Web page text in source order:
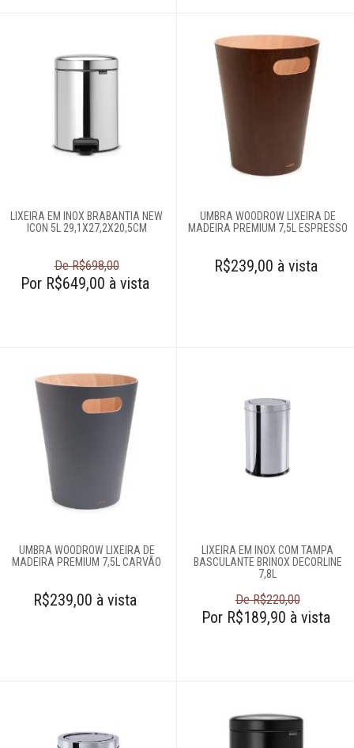
multiuso
Rodos
roupas
Vassouras
Mesa
Cama e banho
Móveis
Decoração
Login
Pesquisar Lista
LIXEIRA EM INOX BRABANTIA NEW
ICON 5L 29,1X27,2X20,5CM
De R$698,00
Por R$649,00 à vista
UMBRA WOODROW LIXEIRA DE
MADEIRA PREMIUM 7,5L ESPRESSO
R$239,00 à vista
UMBRA WOODROW LIXEIRA DE
MADEIRA PREMIUM 7,5L CARVÃO
R$239,00 à vista
LIXEIRA EM INOX COM TAMPA
BASCULANTE BRINOX DECORLINE
7,8L
De R$220,00
Por R$189,90 à vista